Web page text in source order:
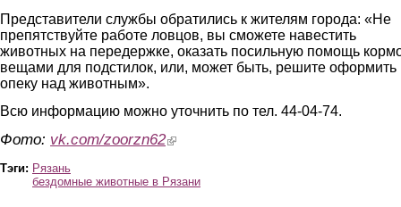
Представители службы обратились к жителям города: «Не
препятствуйте работе ловцов, вы сможете навестить
животных на передержке, оказать посильную помощь
вещами для подстилок, или, может быть, решите оформить
опеку над животным».
Всю информацию можно уточнить по тел. 44-04-74.
Фото: vk.com/zoorzn62(link is external)
Тэги: Рязань
бездомные животные в Рязани